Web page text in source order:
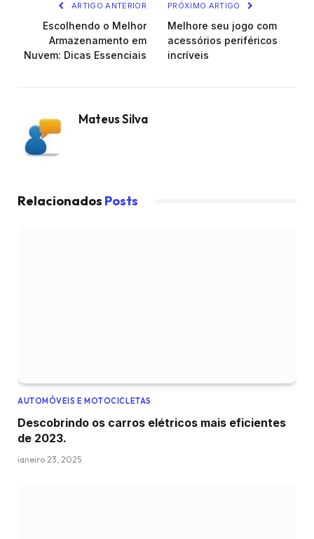
ARTIGO ANTERIOR
Escolhendo o Melhor
Armazenamento em
Nuvem: Dicas Essenciais
PRÓXIMO ARTIGO
Melhore seu jogo com
acessórios periféricos
incríveis
Mateus Silva
Relacionados Posts
AUTOMÓVEIS E MOTOCICLETAS
Descobrindo os carros elétricos mais eficientes
de 2023.
janeiro 23, 2025